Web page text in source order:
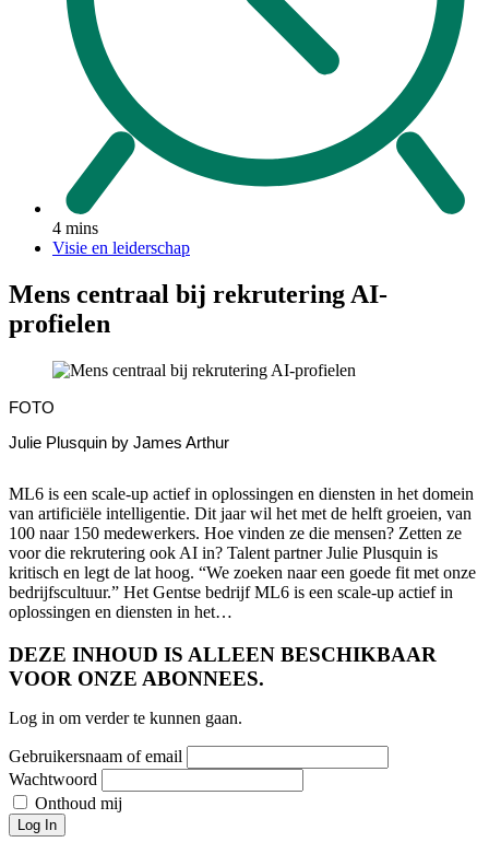
4 mins
Visie en leiderschap
Mens centraal bij rekrutering AI-
profielen
FOTO
Julie Plusquin by James Arthur
ML6 is een scale-up actief in oplossingen en diensten in het domein
van artificiële intelligentie. Dit jaar wil het met de helft groeien, van
100 naar 150 medewerkers. Hoe vinden ze die mensen? Zetten ze
voor die rekrutering ook AI in? Talent partner Julie Plusquin is
kritisch en legt de lat hoog. “We zoeken naar een goede fit met onze
bedrijfscultuur.” Het Gentse bedrijf ML6 is een scale-up actief in
oplossingen en diensten in het…
DEZE INHOUD IS ALLEEN BESCHIKBAAR
VOOR ONZE ABONNEES.
Log in om verder te kunnen gaan.
Gebruikersnaam of email
Wachtwoord
Onthoud mij
Log In